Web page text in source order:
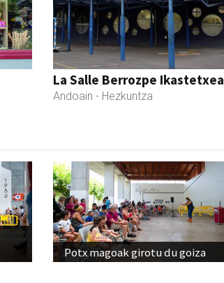
La Salle Berrozpe Ikastetxea
Andoain - Hezkuntza
Potx magoak girotu du goiza